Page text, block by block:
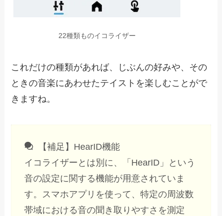
22種類ものイコライザー
これだけの種類があれば、じぶんの好みや、その
ときの音楽にあわせたテイストを楽しむことがで
きますね。
【補足】HearID機能
イコライザーとは別に、「HearID」という
音の設定に関する機能が用意されていま
す。スマホアプリを使って、特定の周波数
帯域における音の聞き取りやすさを測定